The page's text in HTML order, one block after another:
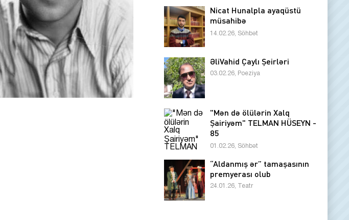
Nicat Hunalpla ayaqüstü
müsahibə
14.02.26, Söhbət
ƏliVahid Çaylı Şeirləri
03.02.26, Poeziya
"Mən də ölülərin Xalq
Şairiyəm" TELMAN HÜSEYN -
85
01.02.26, Söhbət
“Aldanmış ər” tamaşasının
premyerası olub
24.01.26, Teatr